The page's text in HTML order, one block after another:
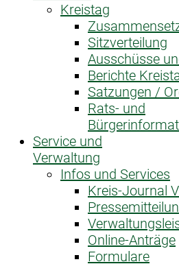
Kreistag
Sitzverteilung
Ausschüsse
Berichte
Satzungen /
Rats- und
Service und
Verwaltung
Infos und Services
Kreis-Journal
Online-Anträge
Formulare